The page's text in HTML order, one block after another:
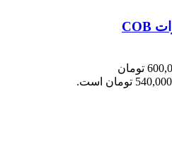
قیمت اصلی 600,000 تومان